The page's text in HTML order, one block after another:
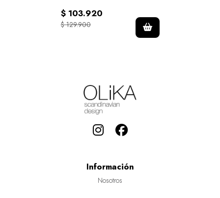
$ 103.920
$ 129.900
Información
Nosotros